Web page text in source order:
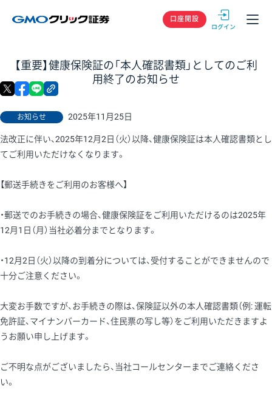
GMOクリック
口座開設
【重要】健康保険証の「本人確認書類」としてのご利
用終了のお知らせ
お知らせ 2025年11月25日
X facebook
法改正に伴い、2025年12月2日（火）以降、健康保険証は本人確認書類とし
てご利用いただけなくなります。
【郵送手続きをご利用のお客様へ】
・郵送でのお手続きの場合、健康保険証をご利用いただけるのは2025年
12月1日（月）当社必着分までとなります。
・12月2日（火）以降の到着分については、受付することができませんので
十分ご注意ください。
大変お手数ですが、お手続きの際は、保険証以外の本人確認書類（例: 運転
免許証、マイナンバーカード、住民票の写し等）をご利用いただきますよ
うお願い申し上げます。
ご不明な点がございましたら、当社コールセンターまでご連絡くださ
い。